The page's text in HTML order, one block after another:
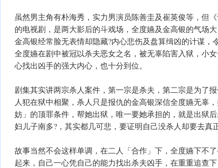
虽然男主角有朴海秀，实力男演员陈善圭及崔英俊等，但
的电视剧，是两大影后的斗戏场，全度嬿及金高银的气场
金高银经常脸无表情却隐藏?内心悲伤及盘算缉凶的计谋，
全度嬿在剧中被冠以杀夫恶女之名，被无辜陷害入狱，小
心找出凶手的强大内心，也十分到位。
剧集其实讲两宗杀人案件，第一宗是杀夫，第二宗是为了
人犯在狱中相聚，杀人只是报仇的金高银深信全度嬿无辜
妨」的顶罪条件，帮她出狱，唯一要她承担的，就是出狱
妇儿子南多?，其实都几可悲，要证明自己没杀人却要去真
故事当然不会这样单调，在二人「合作」下，全度嬿下不
起来，自己一心凭自己的能力找出杀夫凶手，在重重追查